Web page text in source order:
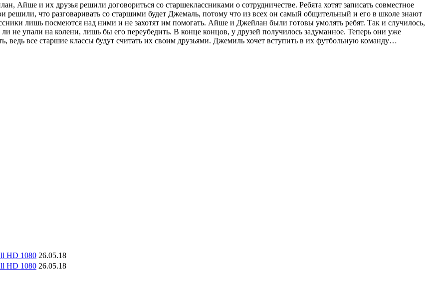
Айше и их друзья решили договориться со старшеклассниками о сотрудничестве. Ребята хотят записать совместное
что разговаривать со старшими будет Джемаль, потому что из всех он самый общительный и его в школе знают
лишь посмеются над ними и не захотят им помогать. Айше и Джейлан были готовы умолять ребят. Так и случилось,
ли не упали на колени, лишь бы его переубедить. В конце концов, у друзей получилось задуманное. Теперь они уже
ведь все старшие классы будут считать их своим друзьями. Джемиль хочет вступить в их футбольную команду…
HD 1080 26.05.18
HD 1080 26.05.18